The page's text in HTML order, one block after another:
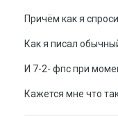
Причём как я
Как я писал
И 7-2- фпс при
Кажется мне что